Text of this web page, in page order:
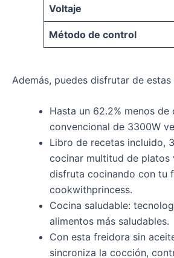
Voltaje
Método de control
Además, puedes disfrutar de
Hasta un 62.2% menos
convencional de 3300W
Libro de recetas incluido,
cocinar multitud de platos
disfruta cocinando con tu
cookwithprincess.
Cocina saludable:
alimentos más saludables.
Con esta freidora sin
sincroniza la cocción,